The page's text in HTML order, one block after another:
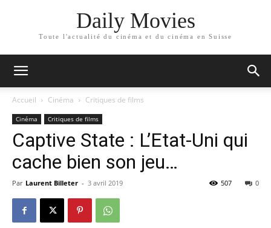
Daily Movies
Toute l'actualité du cinéma et du cinéma en Suisse
Accueil Cinéma Critiques de films
Cinéma Critiques de films
Captive State : L’Etat-Uni qui
cache bien son jeu…
Par Laurent Billeter - 3 avril 2019 0
507